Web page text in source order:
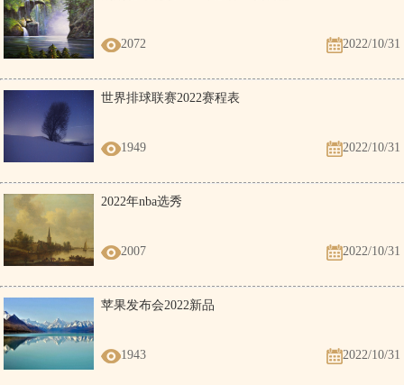
2072 2022/10/31
世界排球联赛2022赛程表
1949 2022/10/31
2022年nba选秀
2007 2022/10/31
苹果发布会2022新品
1943 2022/10/31